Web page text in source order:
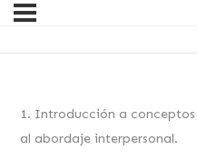
1. Introducción a
al abordaje interpersonal.